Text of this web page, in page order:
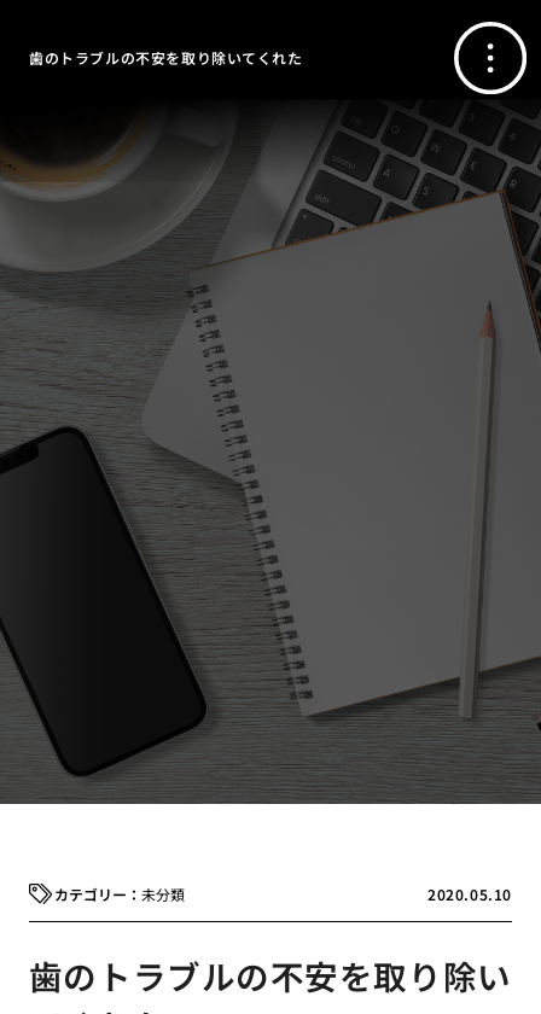
歯のトラブルの不安を取り除いてくれた
2020.05.10
未分類
歯のトラブルの不安を取り除い